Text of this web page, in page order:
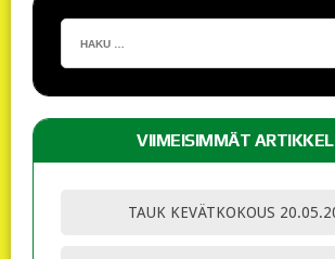
VIIMEISIMMÄT
TAUK KEVÄTKOKOUS